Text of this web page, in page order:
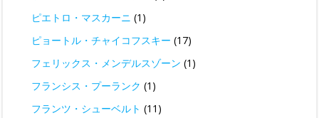
ピエトロ・マスカーニ (1)
ピョートル・チャイコフスキー (17)
フェリックス・メンデルスゾーン (1)
フランシス・プーランク (1)
フランツ・シューベルト (11)